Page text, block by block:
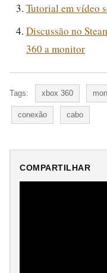
Tutorial em vídeo
Discussão no
360 a monitor
Tags: xbox 360
conexão cabo
COMPARTILHAR